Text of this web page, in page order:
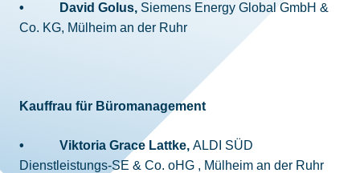
• David Golus, Siemens Energy Global GmbH &
Co. KG, Mülheim an der Ruhr
Kauffrau für Büromanagement
• Viktoria Grace Lattke, ALDI SÜD
Dienstleistungs-SE & Co. oHG , Mülheim an der Ruhr